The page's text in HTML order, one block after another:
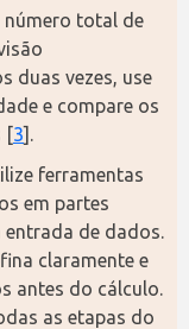
total de
duas vezes, use
e compare os
[3].
ferramentas
em partes
entrada de dados.
claramente e
antes do cálculo.
as etapas do